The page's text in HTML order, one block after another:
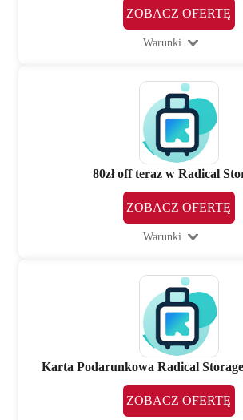
ZOBACZ OFERTĘ
Warunki
80zł off teraz w Radical
ZOBACZ OFERTĘ
Warunki
Karta Podarunkowa Radical Storage
ZOBACZ OFERTĘ